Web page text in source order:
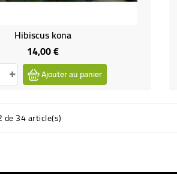
Hibiscus kona
14,00 €Prix
Ajouter au panier
34 article(s)